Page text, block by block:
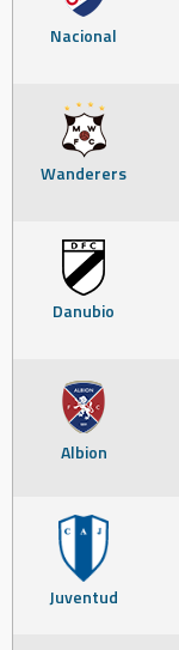
Nacional
Wanderers
Danubio
Albion
Juventud